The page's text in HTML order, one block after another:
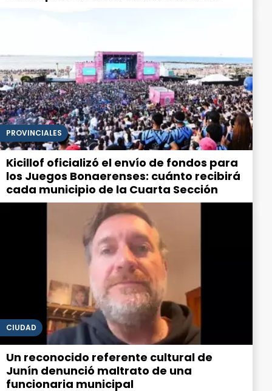
PROVINCIALES
Kicillof oficializó el envío de fondos para
los Juegos Bonaerenses: cuánto recibirá
cada municipio de la Cuarta Sección
CIUDAD
Un reconocido referente cultural de
Junín denunció maltrato de una
funcionaria municipal